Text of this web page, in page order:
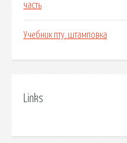
часть
Учебник пту. штамповка
Links